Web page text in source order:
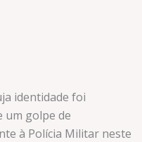
identidade foi
um golpe de
à Polícia Militar neste